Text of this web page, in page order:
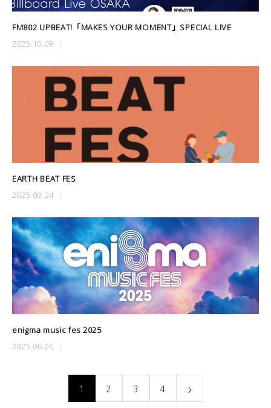
FM802 UPBEAT!「MAKES YOUR MOMENT」SPECIAL LIVE
2025.10.09
EARTH BEAT FES
2025.09.24
enigma music fes 2025
2025.06.06
1 2 3 4